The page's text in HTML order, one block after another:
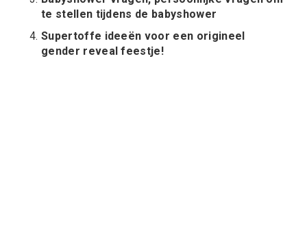
te stellen tijdens de babyshower
Supertoffe ideeën voor een origineel
gender reveal feestje!